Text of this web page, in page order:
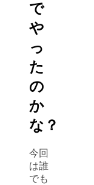
で
や
っ
た
の
か
な？
今回
は誰
でも